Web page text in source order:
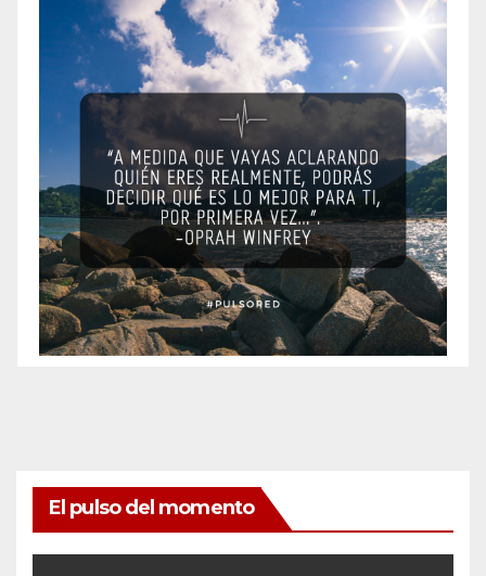
El pulso del momento